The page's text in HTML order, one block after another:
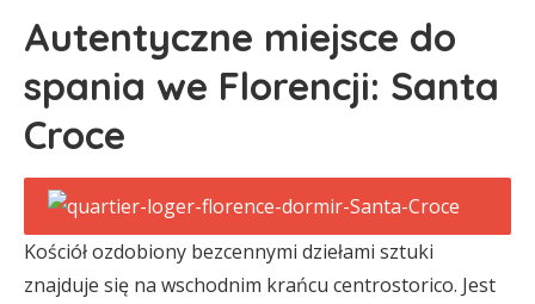
Autentyczne miejsce do
spania we Florencji: Santa
Croce
Kościół ozdobiony bezcennymi dziełami sztuki
znajduje się na wschodnim krańcu centrostorico. Jest